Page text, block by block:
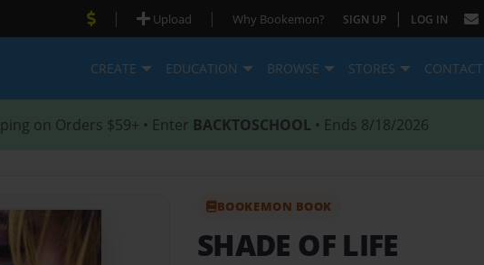
| Upload | Why Bookemon? SIGN UP | LOG IN
CREATE EDUCATION BROWSE STORES CONTACT
on Orders $59+ • Enter BACKTOSCHOOL • Ends 8/18/2026
BOOKEMON BOOK
SHADE OF LIFE